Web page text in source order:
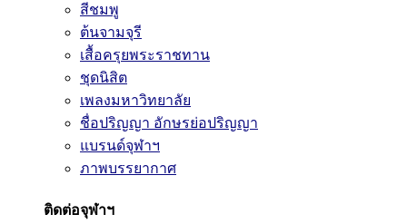
สีชมพู
ต้นจามจุรี
เสื้อครุยพระราชทาน
ชุดนิสิต
เพลงมหาวิทยาลัย
ชื่อปริญญา อักษรย่อปริญญา
แบรนด์จุฬาฯ
ภาพบรรยากาศ
ติดต่อจุฬาฯ